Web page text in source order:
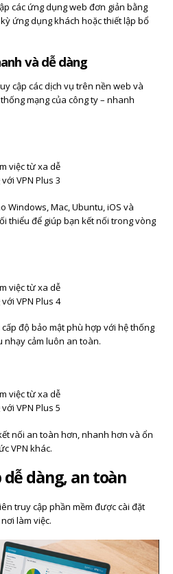
các ứng dụng web đơn giản bằng
ứng dụng khách hoặc thiết lập bổ
và dễ dàng
cập các dịch vụ trên nền web và
mạng của công ty – nhanh
Windows, Mac, Ubuntu, iOS và
thiểu để giúp bạn kết nối trong vòng
cấp độ bảo mật phù hợp với hệ thống
nhạy cảm luôn an toàn.
nối an toàn hơn, nhanh hơn và ổn
VPN khác.
dàng, an toàn
truy cập phần mềm được cài đặt
làm việc.